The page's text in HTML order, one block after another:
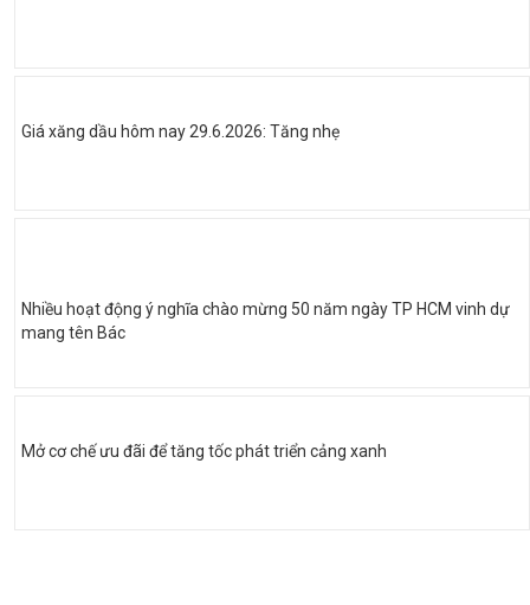
Giá xăng dầu hôm nay 29.6.2026: Tăng nhẹ
Nhiều hoạt động ý nghĩa chào mừng 50 năm ngày TP HCM vinh dự
mang tên Bác
Mở cơ chế ưu đãi để tăng tốc phát triển cảng xanh